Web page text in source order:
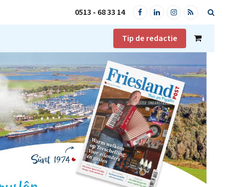
0513 - 68 33 14 FacebookLinkedInInstagram
RSS
Tip de redactie
Shopping
Cart